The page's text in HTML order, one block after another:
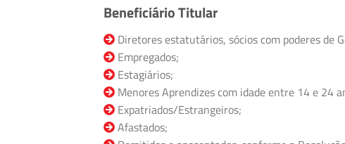
Beneficiário Titular
Diretores estatutários, sócios com poderes de
Empregados;
Estagiários;
Menores Aprendizes com idade entre 14 e 24
Expatriados/Estrangeiros;
Afastados;